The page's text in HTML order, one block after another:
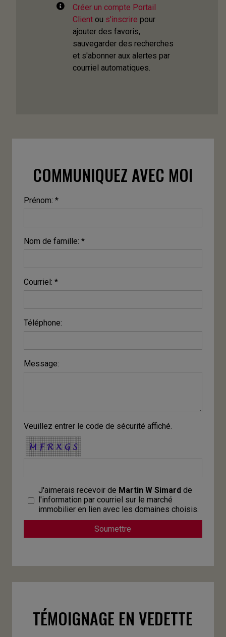
Créer un compte Portail
Clientou s'inscrire pour
ajouter des favoris,
sauvegarder des recherches
et s'abonner aux alertes par
courriel automatiques.
COMMUNIQUEZ AVEC MOI
Prénom: *
Nom de famille: *
Courriel: *
Téléphone:
Message:
Veuillez entrer le code de sécurité affiché.
J'aimerais recevoir de Martin W Simard de
l'information par courriel sur le marché
immobilier en lien avec les domaines choisis.
TÉMOIGNAGE EN VEDETTE